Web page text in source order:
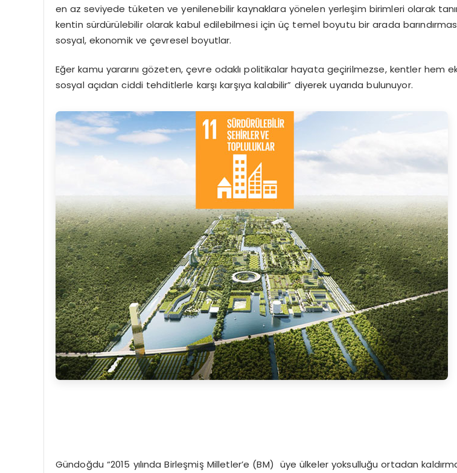
en az seviyede tüketen ve yenilenebilir kaynaklara yönelen yerleşim birimleri olarak
kentin sürdürülebilir olarak kabul edilebilmesi için üç temel boyutu bir arada
sosyal, ekonomik ve çevresel boyutlar.
Eğer kamu yararını gözeten, çevre odaklı politikalar hayata geçirilmezse, kentler hem
sosyal açıdan ciddi tehditlerle karşı karşıya kalabilir” diyerek uyarıda bulunuyor.
Gündoğdu “2015 yılında Birleşmiş Milletler’e (BM) üye ülkeler yoksulluğu ortadan